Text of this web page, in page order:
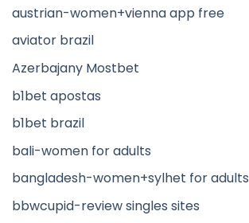
austrian-women+vienna app free
aviator brazil
Azerbajany Mostbet
b1bet apostas
b1bet brazil
bali-women for adults
bangladesh-women+sylhet for adults
bbwcupid-review singles sites